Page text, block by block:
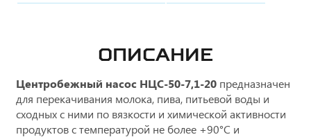
ОПИСАНИЕ
Центробежный насос НЦС-50-7,1-20 предназначен
для перекачивания молока, пива, питьевой воды и
сходных с ними по вязкости и химической активности
продуктов с температурой не более +90°С и